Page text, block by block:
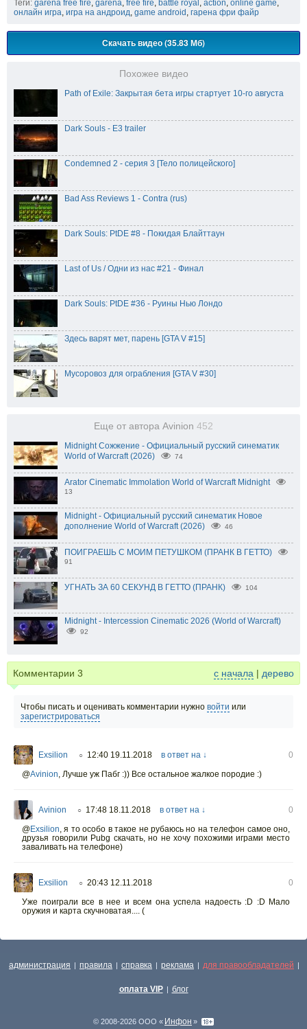
Теги: garena free fire, garena, free fire, battle royal , action, online game,
онлайн игра, игра на андроид, game android , гарена фри файр
Скачать видео (35.83 Мб)
Похожее видео
Path of Exile: Закрытая бета игры стартует 10-го августа
Dark Souls - E3 trailer
Condemned 2 - серия 3 [Тело полицейского]
Bad Ass Reviews 1 - Contra (rus)
Dark Souls: PtDE #8 - Покидая Блайттаун
Last of Us / Одни из нас #21 - Финал
Dark Souls: PtDE #36 - Руины Нью Лондо
Здесь варят мет, парень [GTA V #15]
Мусоровоз для ограбления [GTA V #30]
Еще от автора Avinion 452
Midnight Сожжение - Официальный русский синематик
World of Warcraft (2026)
74
Arator Cinematic Immolation World of Warcraft Midnight
13
Midnight - Официальный русский синематик Новое
дополнение World of Warcraft (2026)
46
ПОИГРАЕШЬ С МОИМ ПЕТУШКОМ (ПРАНК В ГЕТТО)
91
УГНАТЬ ЗА 60 СЕКУНД В ГЕТТО (ПРАНК) 104
Midnight - Intercession Cinematic 2026 (World of Warcraft)
92
Комментарии 3 с начала | дерево
Чтобы писать и оценивать комментарии нужно войти или
зарегистрироваться
Exsilion ○ 12:40 19.11.2018 в ответ на ↓
0
@Avinion, Лучше уж Пабг :)) Все остальное жалкое породие :)
Avinion ○ 17:48 18.11.2018 в ответ на ↓
0
@Exsilion, я то особо в такое не рубаюсь но на телефон самое оно,
друзья говорили Pubg скачать, но не хочу похожими играми место
заваливать на телефоне)
Exsilion ○ 20:43 12.11.2018
0
Уже поиграли все в нее и всем она успела надоесть :D :D Мало
оружия и карта скучноватая.... (
администрация | правила | справка | реклама | для правообладателей |
оплата VIP | блог
© 2008-2026 ООО « Инфон »